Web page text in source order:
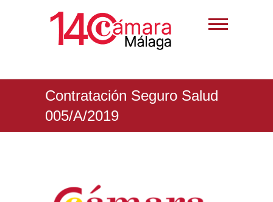
Contratación Seguro Salud
005/A/2019